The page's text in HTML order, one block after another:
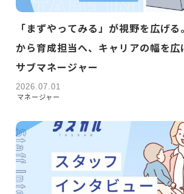
「まずやってみる」が視野を広げ
から育成担当へ、キャリアの幅を
サブマネージャー
2026.07.01
マネージャー